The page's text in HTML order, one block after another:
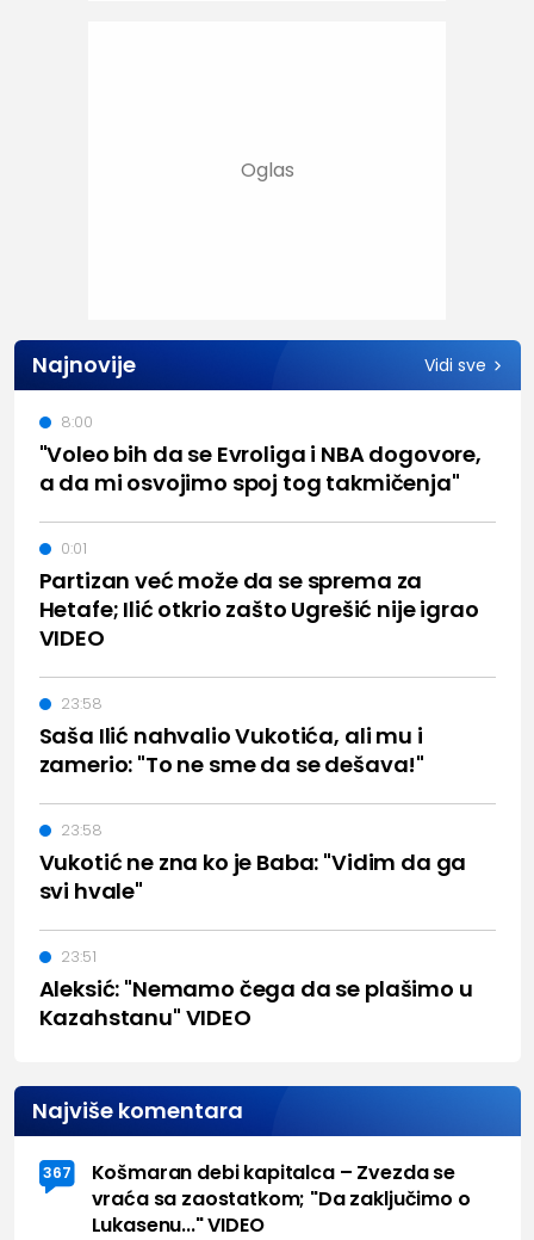
Najnovije Vidi sve
"Voleo bih da se Evroliga i NBA dogovore,
a da mi osvojimo spoj tog takmičenja"
8:00
Partizan već može da se sprema za
Hetafe; Ilić otkrio zašto Ugrešić nije igrao
VIDEO
0:01
Saša Ilić nahvalio Vukotića, ali mu i
zamerio: "To ne sme da se dešava!"
23:58
Vukotić ne zna ko je Baba: "Vidim da ga
svi hvale"
23:58
Aleksić: "Nemamo čega da se plašimo u
Kazahstanu" VIDEO
23:51
Najviše komentara
367
Košmaran debi kapitalca – Zvezda se
vraća sa zaostatkom; "Da zaključimo o
Lukasenu..." VIDEO